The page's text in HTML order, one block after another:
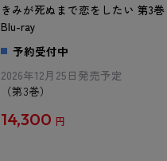
きみが死ぬまで恋をしたい 第3巻
Blu-ray
予約受付中
2026年12月25日発売予定
（第3巻）
14,300 円